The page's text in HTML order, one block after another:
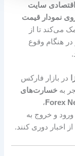
اقتصادی سایت
نمودار قیمت
می‌کند تا از
هنگام وقوع
در بازار فارکس
بهخسارت‌های
،
ورود و خروج به
اخبار دوری کنند.